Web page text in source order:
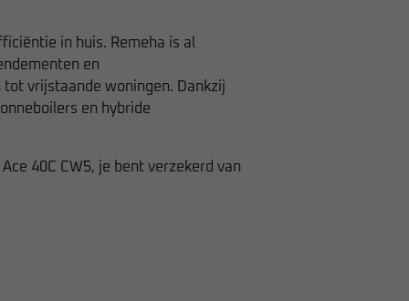
in huis. Remeha is al
en
vrijstaande woningen. Dankzij
en hybride
40C CW5, je bent verzekerd van